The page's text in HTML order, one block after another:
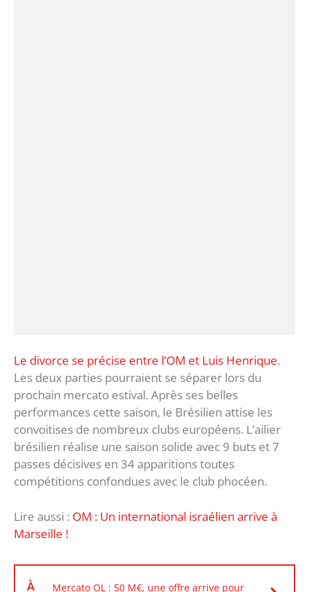
Le divorce se précise entre l’OM et Luis Henrique.
Les deux parties pourraient se séparer lors du
prochain mercato estival. Après ses belles
performances cette saison, le Brésilien attise les
convoitises de nombreux clubs européens. L’ailier
brésilien réalise une saison solide avec 9 buts et 7
passes décisives en 34 apparitions toutes
compétitions confondues avec le club phocéen.
Lire aussi : OM : Un international israélien arrive à
Marseille !
À
Mercato OL : 50 M€, une offre arrive pour